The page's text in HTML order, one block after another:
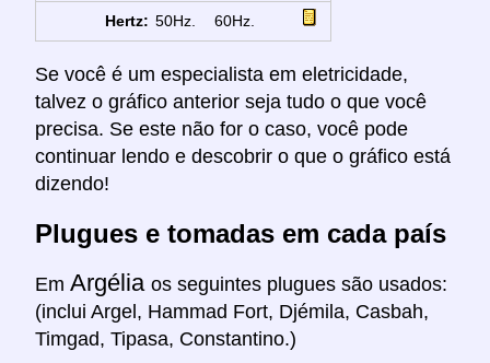
Hertz: 50Hz. 60Hz.
Se você é um especialista em eletricidade,
talvez o gráfico anterior seja tudo o que você
precisa. Se este não for o caso, você pode
continuar lendo e descobrir o que o gráfico está
dizendo!
Plugues e tomadas em cada país
Em Argélia os seguintes plugues são usados:
(inclui Argel, Hammad Fort, Djémila, Casbah,
Timgad, Tipasa, Constantino.)